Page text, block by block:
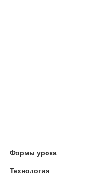
Формы урока
Технология